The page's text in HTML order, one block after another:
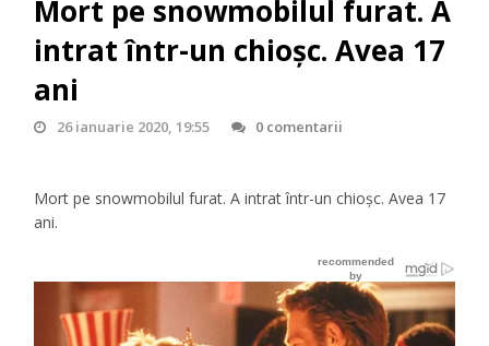
Mort pe snowmobilul furat. A
intrat într-un chioşc. Avea 17
ani
26 ianuarie 2020, 19:55 0 comentarii
Mort pe snowmobilul furat. A intrat într-un chioşc. Avea 17
ani.